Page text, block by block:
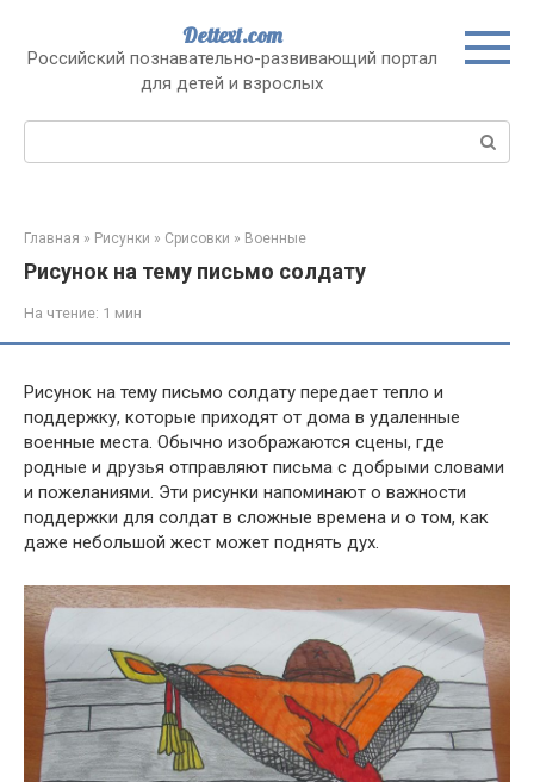
контенту
Dettext.com
Российский познавательно-развивающий портал
для детей и взрослых
Поиск:
Главная » Рисунки » Срисовки » Военные
Рисунок на тему письмо солдату
На чтение: 1 мин
Рисунок на тему письмо солдату передает тепло и
поддержку, которые приходят от дома в удаленные
военные места. Обычно изображаются сцены, где
родные и друзья отправляют письма с добрыми словами
и пожеланиями. Эти рисунки напоминают о важности
поддержки для солдат в сложные времена и о том, как
даже небольшой жест может поднять дух.